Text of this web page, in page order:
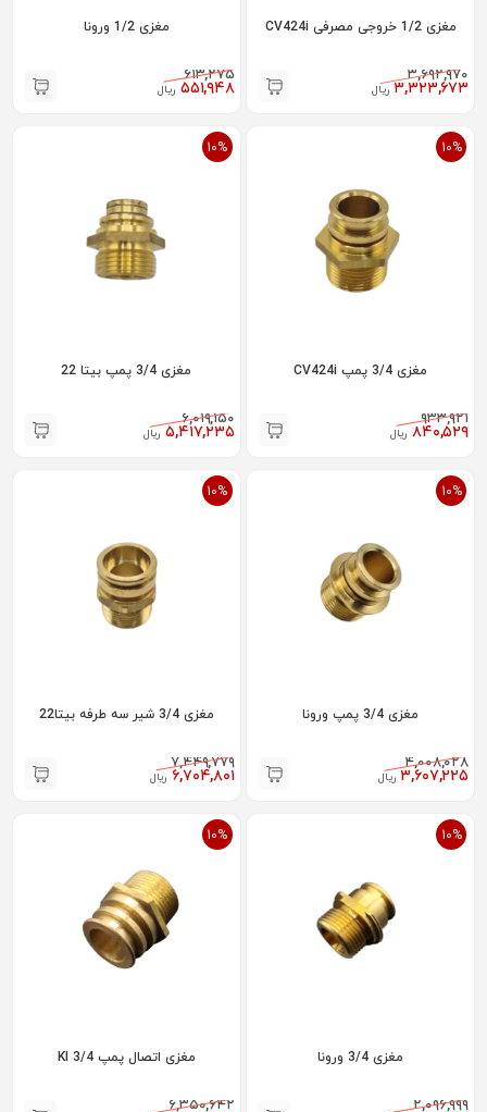
مغزی 1/2 خروجی مصرفی CV424i
۳,۶۹۲,۹۷۰
۳,۳۲۳,۶۷۳ ریال
مغزی 1/2 ورونا
۶۱۳,۲۷۵
۵۵۱,۹۴۸ ریال
10%
مغزی 3/4 پمپ CV424i
۹۳۳,۹۲۱
۸۴۰,۵۲۹ ریال
10%
مغزی 3/4 پمپ بیتا 22
۶,۰۱۹,۱۵۰
۵,۴۱۷,۲۳۵ ریال
10%
مغزی 3/4 پمپ ورونا
۴,۰۰۸,۰۲۸
۳,۶۰۷,۲۲۵ ریال
10%
مغزی 3/4 شیر سه طرفه بیتا22
۷,۴۴۹,۷۷۹
۶,۷۰۴,۸۰۱ ریال
10%
مغزی 3/4 ورونا
۲,۰۹۶,۹۹۹
10%
مغزی اتصال پمپ 3/4 KI
۶,۳۵۰,۶۴۲